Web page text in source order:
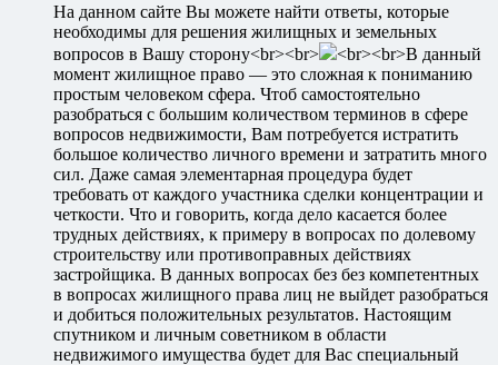
На данном сайте Вы можете найти ответы, которые
необходимы для решения жилищных и земельных
вопросов в Вашу сторону<br><br>
<br><br>В данный
момент жилищное право — это сложная к пониманию
простым человеком сфера. Чтоб самостоятельно
разобраться с большим количеством терминов в сфере
вопросов недвижимости, Вам потребуется истратить
большое количество личного времени и затратить много
сил. Даже самая элементарная процедура будет
требовать от каждого участника сделки концентрации и
четкости. Что и говорить, когда дело касается более
трудных действиях, к примеру в вопросах по долевому
строительству или противоправных действиях
застройщика. В данных вопросах без без компетентных
в вопросах жилищного права лиц не выйдет разобраться
и добиться положительных результатов. Настоящим
спутником и личным советником в области
недвижимого имущества будет для Вас специальный